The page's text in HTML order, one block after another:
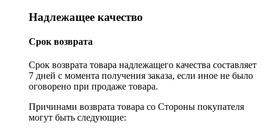
Надлежащее качество
Срок возврата
Срок возврата товара надлежащего качества составляет
7 дней с момента получения заказа, если иное не было
оговорено при продаже товара.
Причинами возврата товара со Стороны покупателя
могут быть следующие: